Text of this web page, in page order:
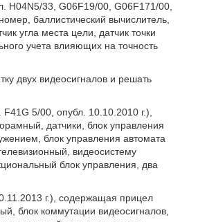
H04N5/33, G06F19/00, G06F171/00,
баллистический вычислитель,
угла места цели, датчик точки
учета влияющих на точность
двух видеосигналов и решать
5/00, опубл. 10.10.2010 г.),
датчики, блок управления
блок управления автомата
видеосистему
блок управления, два
г.), содержащая прицел
блок коммутации видеосигналов,